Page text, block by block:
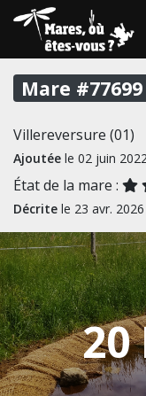
Mare #77699
Villereversure (01)
Ajoutée le 02 juin
État de la mare :
Décrite le 23 avr. 2026
20